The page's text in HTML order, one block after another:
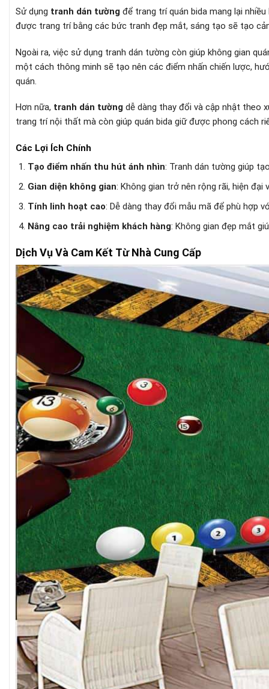
Sử dụng tranh dán tường để trang trí quán bida mang lại
được trang trí bằng các bức tranh đẹp mắt, sáng tạo sẽ tạo
Ngoài ra, việc sử dụng tranh dán tường còn giúp không gian
một cách thông minh sẽ tạo nên các điểm nhấn chiến lược,
quán.
Hơn nữa, tranh dán tường dễ dàng thay đổi và cập nhật theo
trang trí nội thất mà còn giúp quán bida giữ được phong cách
Các Lợi Ích Chính
Tạo điểm nhấn thu hút ánh nhìn: Tranh dán tường giúp
Gian diện không gian: Không gian trở nên rộng rãi, hiện đại
Tính linh hoạt cao: Dễ dàng thay đổi mẫu mã để phù hợp
Nâng cao trải nghiệm khách hàng: Không gian đẹp mắt
Dịch Vụ Và Cam Kết Từ Nhà Cung Cấp